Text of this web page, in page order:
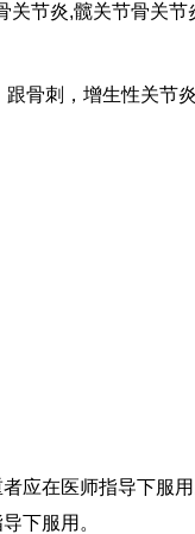
关节炎,髋关节骨关节
骨刺，增生性关节炎
应在医师指导下服用
下服用。